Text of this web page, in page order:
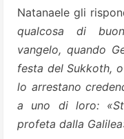
Natanaele gli
qualcosa di
vangelo, quando
festa del Sukkoth,
lo arrestano
a uno di loro:
profeta dalla